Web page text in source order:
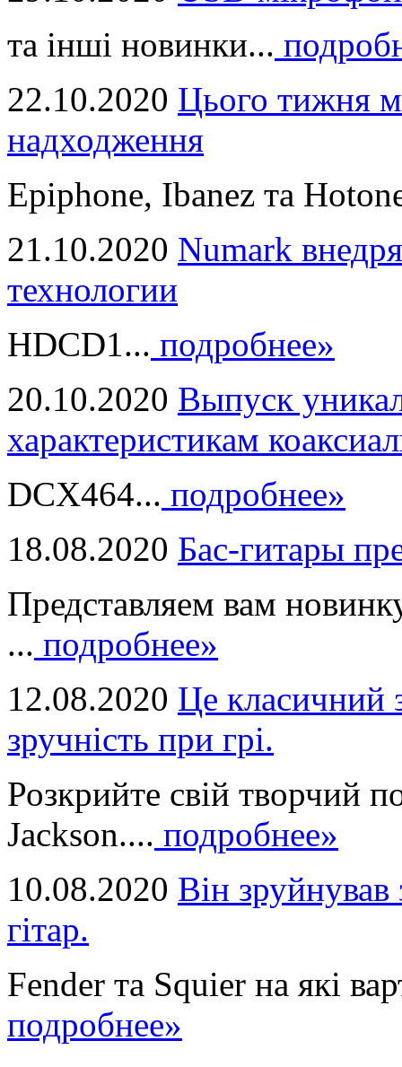
та інші новинки...
22.10.2020 Цього тижня
надходження
Epiphone, Ibanez та
21.10.2020 Numark
технологии
HDCD1... подробнее»
20.10.2020 Выпуск
характеристикам
DCX464... подробнее»
18.08.2020 Бас-гитары
Представляем вам
... подробнее»
12.08.2020 Це класичний
зручність при грі.
Розкрийте свій творчий
Jackson.... подробнее»
10.08.2020 Він
гітар.
Fender та Squier на які
подробнее»